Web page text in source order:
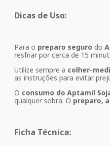
Dicas de Uso:
Para o preparo seguro do
resfriar por cerca de 15
Utilize sempre a colher-
as instruções para evitar
O consumo do Aptamil
qualquer sobra. O preparo,
Ficha Técnica: